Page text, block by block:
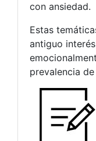
con ansiedad.
Estas
antiguo
prevalencia